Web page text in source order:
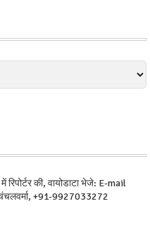
की, वायोडाटा भेजे: E-mail
+91-9927033272